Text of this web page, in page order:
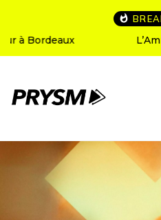
L’Amnesia Ibiza fête ses
soirées